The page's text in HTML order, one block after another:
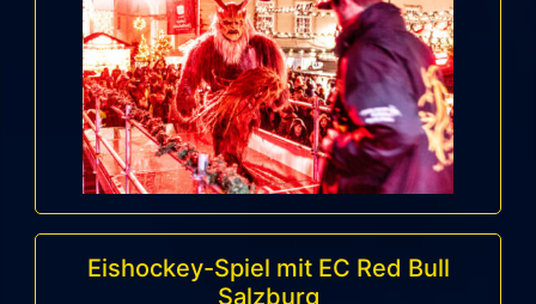
Eishockey-Spiel mit EC Red Bull
Salzburg